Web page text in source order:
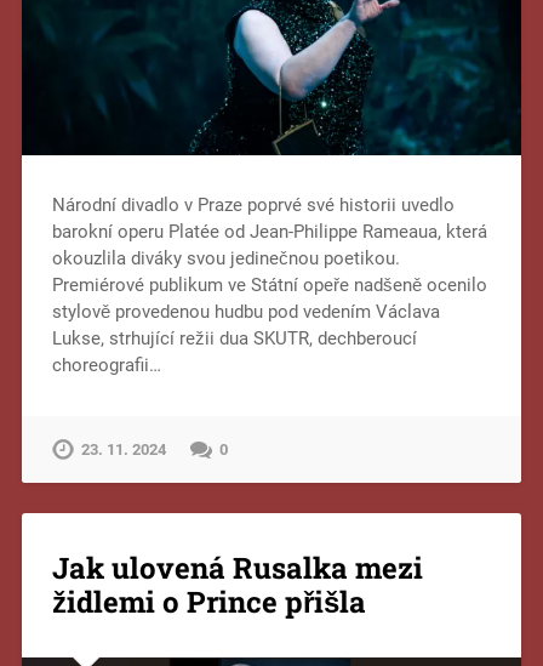
Národní divadlo v Praze poprvé své historii uvedlo
barokní operu Platée od Jean-Philippe Rameaua, která
okouzlila diváky svou jedinečnou poetikou.
Premiérové publikum ve Státní opeře nadšeně ocenilo
stylově provedenou hudbu pod vedením Václava
Lukse, strhující režii dua SKUTR, dechberoucí
choreografii…
23. 11. 2024 0
Jak ulovená Rusalka mezi
židlemi o Prince přišla